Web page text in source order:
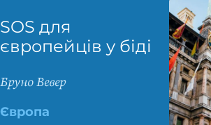
SOS для
європейців у біді
Бруно Вевер
Європа